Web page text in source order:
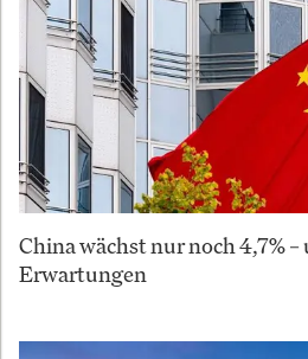
China wächst nur noch 4,7%
Erwartungen